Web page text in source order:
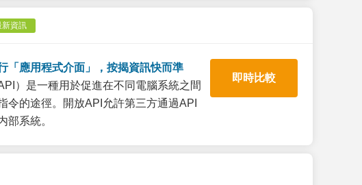
新資訊
「應用程式介面」，按揭資訊快而準
）是一種用於促進在不同電腦系統之間
令的途徑。開放API允許第三方通過API
部系統。
即時比較